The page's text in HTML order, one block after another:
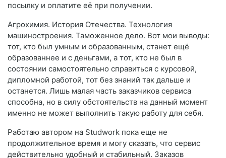
посылку и оплатите её при получении.
Агрохимия. История Отечества. Технология
машиностроения. Таможенное дело. Вот мои выводы:
тот, кто был умным и образованным, станет ещё
образованнее и с деньгами, а тот, кто не был в
состоянии самостоятельно справиться с курсовой,
дипломной работой, тот без знаний так дальше и
останется. Лишь малая часть заказчиков сервиса
способна, но в силу обстоятельств на данный момент
именно не может выполнить такую работу для себя.
Работаю автором на Studwork пока еще не
продолжительное время и могу сказать, что сервис
действительно удобный и стабильный. Заказов